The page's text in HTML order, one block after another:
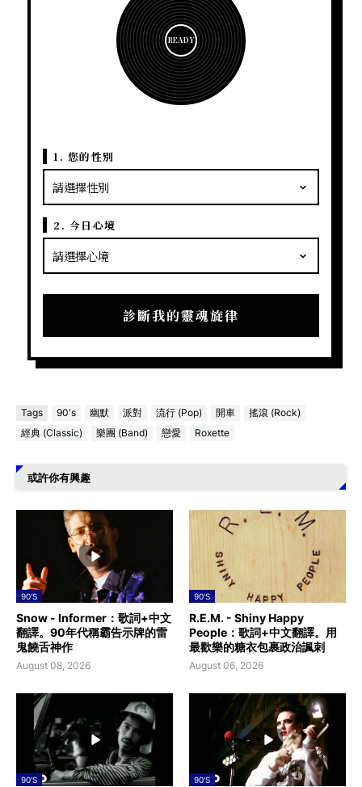
READY
1. 您的性別
2. 今日心境
診斷我的靈魂旋律
Tags 90's 幽默 派對 流行 (Pop) 開車
搖滾 (Rock)
經典 (Classic)
樂團 (Band) 戀愛 Roxette
或許你有興趣
90'S
Snow - Informer：歌詞+中文
翻譯。90年代稱霸告示牌的雷
鬼饒舌神作
August 08, 2026
90'S
R.E.M. - Shiny Happy
People：歌詞+中文翻譯。用
最歡樂的糖衣包裹政治諷刺
August 06, 2026
90'S 90'S